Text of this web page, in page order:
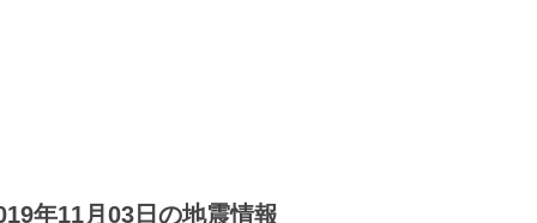
年11月03日の地震情報